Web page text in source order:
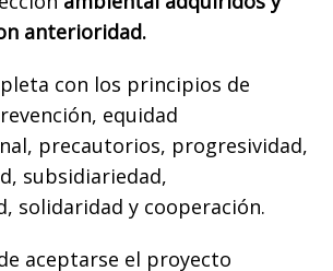
anterioridad.
con los principios de
equidad
precautorios, progresividad,
subsidiariedad,
solidaridad y cooperación.
aceptarse el proyecto